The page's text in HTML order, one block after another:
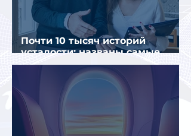
Почти 10 тысяч историй
усталости: названы самые
уставшие россияне